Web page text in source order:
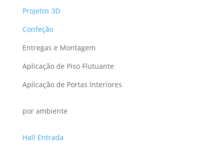
Projetos 3D
Confeção
Entregas e Montagem
Aplicação de Piso Flutuante
Aplicação de Portas Interiores
por ambiente
Hall Entrada